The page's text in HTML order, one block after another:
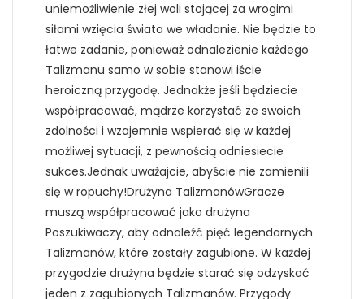
uniemożliwienie złej woli stojącej za wrogimi
siłami wzięcia świata we władanie. Nie będzie to
łatwe zadanie, ponieważ odnalezienie każdego
Talizmanu samo w sobie stanowi iście
heroiczną przygodę. Jednakże jeśli będziecie
współpracować, mądrze korzystać ze swoich
zdolności i wzajemnie wspierać się w każdej
możliwej sytuacji, z pewnością odniesiecie
sukces.Jednak uważajcie, abyście nie zamienili
się w ropuchy!Drużyna TalizmanówGracze
muszą współpracować jako drużyna
Poszukiwaczy, aby odnaleźć pięć legendarnych
Talizmanów, które zostały zagubione. W każdej
przygodzie drużyna będzie starać się odzyskać
jeden z zagubionych Talizmanów. Przygody